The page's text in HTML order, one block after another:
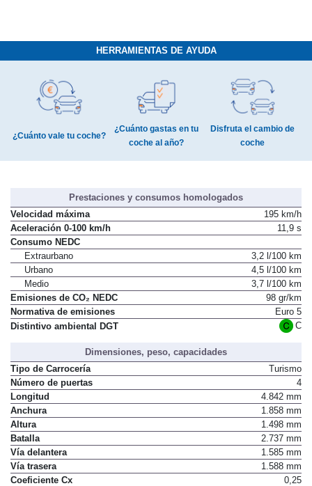
HERRAMIENTAS DE AYUDA
¿Cuánto vale tu coche?
¿Cuánto gastas en tu
coche al año?
Disfruta el cambio de
coche
Prestaciones y consumos homologados
Velocidad máxima
195 km/h
Aceleración 0-100 km/h
11,9 s
Consumo NEDC
Extraurbano
3,2 l/100 km
Urbano
4,5 l/100 km
Medio
3,7 l/100 km
Emisiones de CO₂ NEDC
98 gr/km
Normativa de emisiones
Euro 5
Distintivo ambiental DGT
C
Dimensiones, peso, capacidades
Tipo de Carrocería
Turismo
Número de puertas
4
Longitud
4.842 mm
Anchura
1.858 mm
Altura
1.498 mm
Batalla
2.737 mm
Vía delantera
1.585 mm
Vía trasera
1.588 mm
Coeficiente Cx
0,25